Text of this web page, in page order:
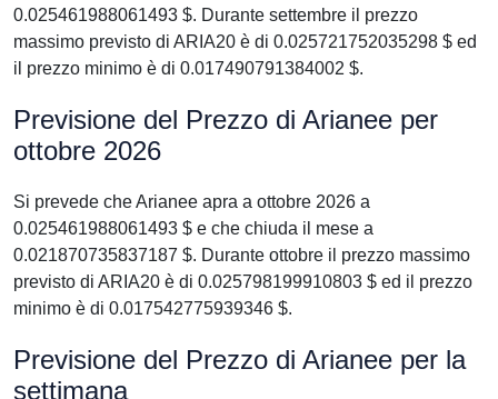
0.025461988061493 $. Durante settembre il prezzo
massimo previsto di ARIA20 è di 0.025721752035298 $ ed
il prezzo minimo è di 0.017490791384002 $.
Previsione del Prezzo di Arianee per
ottobre 2026
Si prevede che Arianee apra a ottobre 2026 a
0.025461988061493 $ e che chiuda il mese a
0.021870735837187 $. Durante ottobre il prezzo massimo
previsto di ARIA20 è di 0.025798199910803 $ ed il prezzo
minimo è di 0.017542775939346 $.
Previsione del Prezzo di Arianee per la
settimana